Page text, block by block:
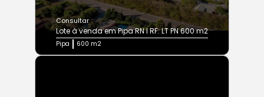
Consultar
Lote à venda em Pipa RN I RF: LT PN 600 m2
Pipa 600 m2